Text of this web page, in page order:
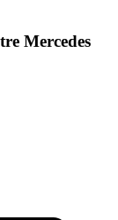
Mercedes